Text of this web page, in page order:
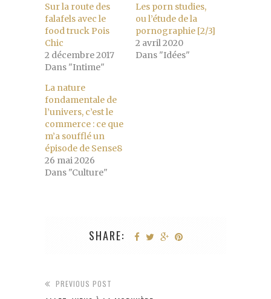
Sur la route des
falafels avec le
food truck Pois
Chic
2 décembre 2017
Dans "Intime"
Les porn studies,
ou l’étude de la
pornographie [2/3]
2 avril 2020
Dans "Idées"
La nature
fondamentale de
l’univers, c’est le
commerce : ce que
m’a soufflé un
épisode de Sense8
26 mai 2026
Dans "Culture"
SHARE:
PREVIOUS POST